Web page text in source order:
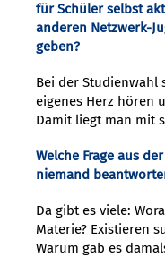
für Schüler selbst
anderen Netzwerk-
geben?
Bei der Studienwahl
eigenes Herz hören
Damit liegt man mit
Welche Frage aus
niemand
Da gibt es viele:
Materie? Existieren
Warum gab es